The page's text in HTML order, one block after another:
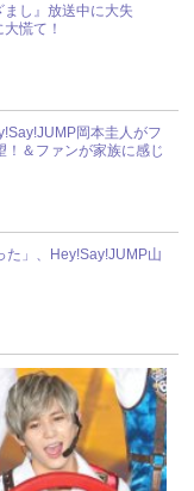
し』放送中に大失
慌て！
岡本圭人がフ
！＆ファンが家族に感じ
た」、Hey!Say!JUMP山